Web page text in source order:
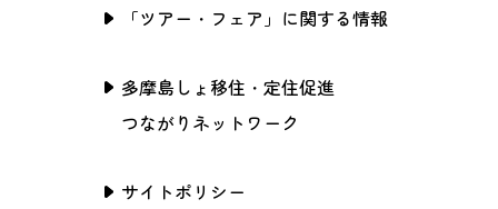
「ツアー・フェア」に関する情報
多摩島しょ移住・定住促進
つながりネットワーク
サイトポリシー